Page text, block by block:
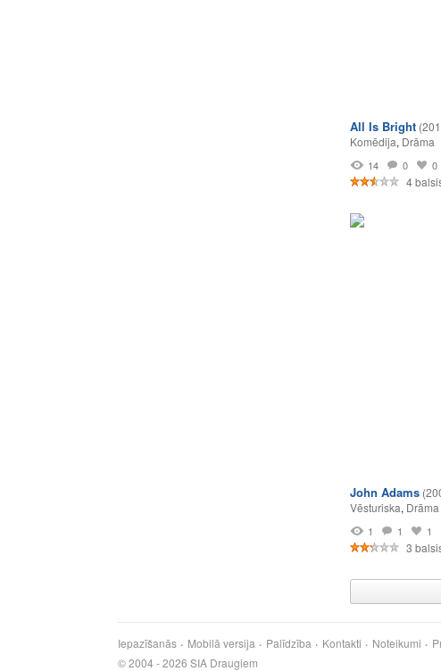
All Is Bright
Komēdija, Drāma
14 0 0
4
John Adams
Vēsturiska, Drāma
1 1 1
3
Iepazīšanās Mobilā versija Palīdzība Kontakti Noteikumi
© 2004 - 2026 SIA Draugiem